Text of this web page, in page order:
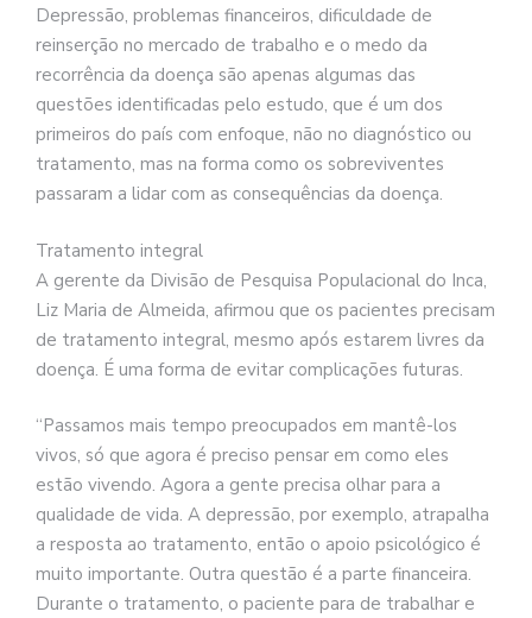
Depressão, problemas financeiros, dificuldade de
reinserção no mercado de trabalho e o medo da
recorrência da doença são apenas algumas das
questões identificadas pelo estudo, que é um dos
primeiros do país com enfoque, não no diagnóstico ou
tratamento, mas na forma como os sobreviventes
passaram a lidar com as consequências da doença.
Tratamento integral
A gerente da Divisão de Pesquisa Populacional do Inca,
Liz Maria de Almeida, afirmou que os pacientes precisam
de tratamento integral, mesmo após estarem livres da
doença. É uma forma de evitar complicações futuras.
“Passamos mais tempo preocupados em mantê-los
vivos, só que agora é preciso pensar em como eles
estão vivendo. Agora a gente precisa olhar para a
qualidade de vida. A depressão, por exemplo, atrapalha
a resposta ao tratamento, então o apoio psicológico é
muito importante. Outra questão é a parte financeira.
Durante o tratamento, o paciente para de trabalhar e